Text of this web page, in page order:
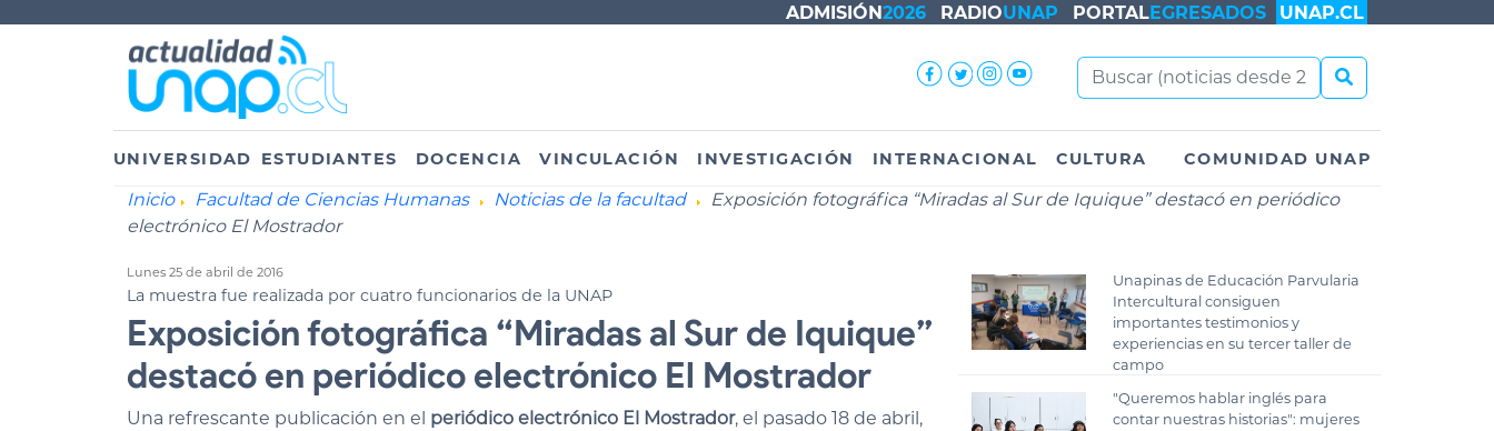
ADMISIÓN2026 RADIOUNAP PORTALEGRESADOS UNAP.CL
UNIVERSIDAD ESTUDIANTES DOCENCIA VINCULACIÓN INVESTIGACIÓN INTERNACIONAL CULTURA COMUNIDAD UNAP
Inicio Facultad de Ciencias Humanas Noticias de la facultad
Exposición fotográfica “Miradas al Sur de Iquique” destacó en periódico
electrónico El Mostrador
Lunes 25 de abril de 2016
La muestra fue realizada por cuatro funcionarios de la UNAP
Exposición fotográfica “Miradas al Sur de Iquique”
destacó en periódico electrónico El Mostrador
Una refrescante publicación en el periódico electrónico El Mostrador, el pasado 18 de abril,
Unapinas de Educación Parvularia
Intercultural consiguen
importantes testimonios y
experiencias en su tercer taller de
campo
"Queremos hablar inglés para
contar nuestras historias": mujeres